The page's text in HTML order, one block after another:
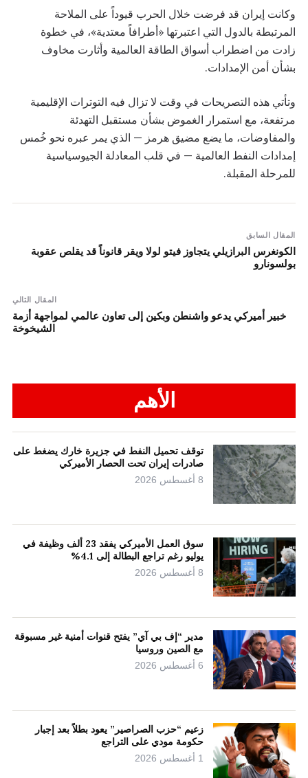
وكانت إيران قد فرضت خلال الحرب قيوداً على الملاحة
المرتبطة بالدول التي اعتبرتها «أطرافاً معتدية»، في خطوة
زادت من اضطراب أسواق الطاقة العالمية وأثارت مخاوف
بشأن أمن الإمدادات.
وتأتي هذه التصريحات في وقت لا تزال فيه التوترات الإقليمية
مرتفعة، مع استمرار الغموض بشأن مستقبل التهدئة
والمفاوضات، ما يضع مضيق هرمز — الذي يمر عبره نحو خُمس
إمدادات النفط العالمية — في قلب المعادلة الجيوسياسية
للمرحلة المقبلة.
المقال السابق
الكونغرس البرازيلي يتجاوز فيتو لولا ويقر قانوناً قد يقلص عقوبة
بولسونارو
المقال التالي
خبير أميركي يدعو واشنطن وبكين إلى تعاون عالمي لمواجهة أزمة
الشيخوخة
الأهم
توقف تحميل النفط في جزيرة خارك يضغط على
صادرات إيران تحت الحصار الأميركي
8 أغسطس 2026
سوق العمل الأميركي يفقد 23 ألف وظيفة في
يوليو رغم تراجع البطالة إلى 4.1%
8 أغسطس 2026
مدير “إف بي آي” يفتح قنوات أمنية غير مسبوقة
مع الصين وروسيا
6 أغسطس 2026
زعيم “حزب الصراصير” يعود بطلاً بعد إجبار
حكومة مودي على التراجع
1 أغسطس 2026